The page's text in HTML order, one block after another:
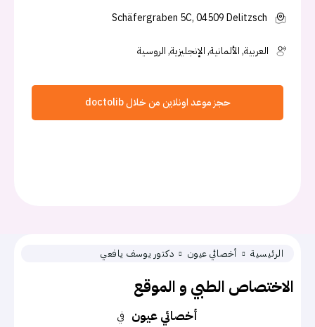
الرئيسية أخصائي عيون دكتور يوسف يافعي
الاختصاص الطبي و الموقع
في أخصائي عيون
Schäfergraben 5C, 04509 Delitzsch
العربية, الألمانية, الإنجليزية, الروسية
حجز موعد اونلاين من خلال doctolib